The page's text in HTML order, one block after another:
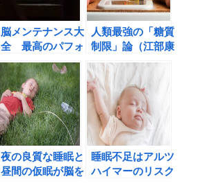
脳メンテナンス大
全 最高のパフォ
ーマンスを発揮さ
せる方法（クリス
テン・ウィルミ
ア, サラ・トーラ
ンド）の書評
人類最強の「糖質
制限」論（江部康
二著）の書評
夜の良質な睡眠と
昼間の仮眠が脳を
睡眠不足はアルツ
ハイマーのリスク